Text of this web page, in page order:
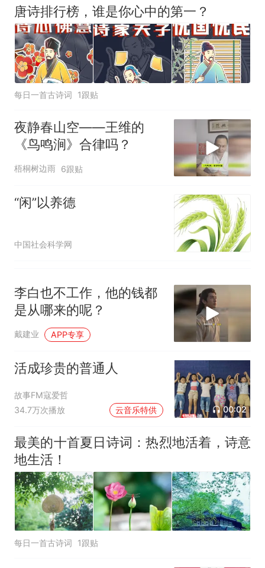
享界G9车型预售价公布：
43.98万起
热
那个在床头放菜刀的女孩，
因老师一句“跟我回家”改写了
人生
唐诗排行榜，谁是你心中的第一？
每日一首古诗词 1跟贴
夜静春山空——王维的
《鸟鸣涧》合律吗？
梧桐树边雨 6跟贴
“闲”以养德
中国社会科学网
李白也不工作，他的钱都
是从哪来的呢？
戴建业 APP专享
活成珍贵的普通人
故事FM寇爱哲
34.7万次播放
云音乐特供 00:02
最美的十首夏日诗词：热烈地活着，诗意
地生活！
每日一首古诗词 1跟贴